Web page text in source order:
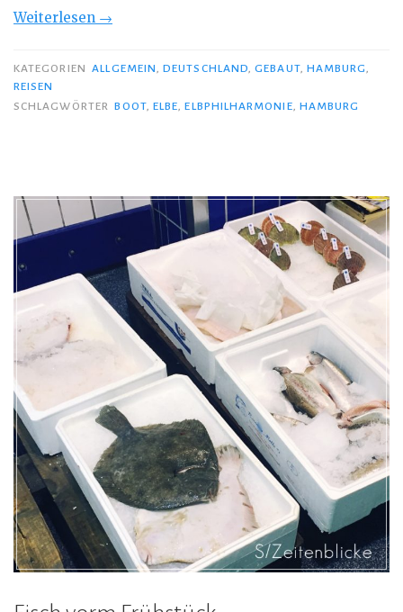
Weiterlesen „Mit
Boot
die
→
KATEGORIEN ALLGEMEIN,DEUTSCHLAND,GEBAUT, HAMBURG,
REISEN
SCHLAGWÖRTER BOOT, ELBE,ELBPHILHARMONIE, HAMBURG